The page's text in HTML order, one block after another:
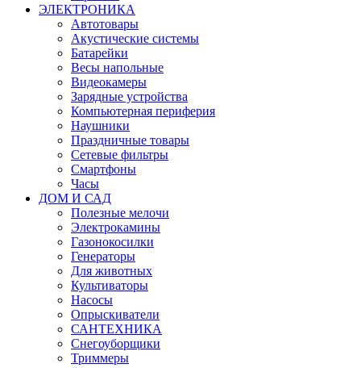
ЭЛЕКТРОНИКА
Автотовары
Акустические системы
Батарейки
Весы напольные
Видеокамеры
Зарядные устройства
Компьютерная периферия
Наушники
Праздничные товары
Сетевые фильтры
Смартфоны
Часы
ДОМ И САД
Полезные мелочи
Электрокамины
Газонокосилки
Генераторы
Для животных
Культиваторы
Насосы
Опрыскиватели
САНТЕХНИКА
Снегоуборщики
Триммеры